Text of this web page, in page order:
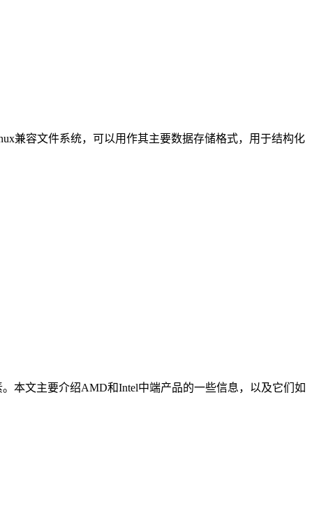
兼容文件系统，可以用作其主要数据存储格式，用于结构化
本文主要介绍AMD和Intel中端产品的一些信息，以及它们如